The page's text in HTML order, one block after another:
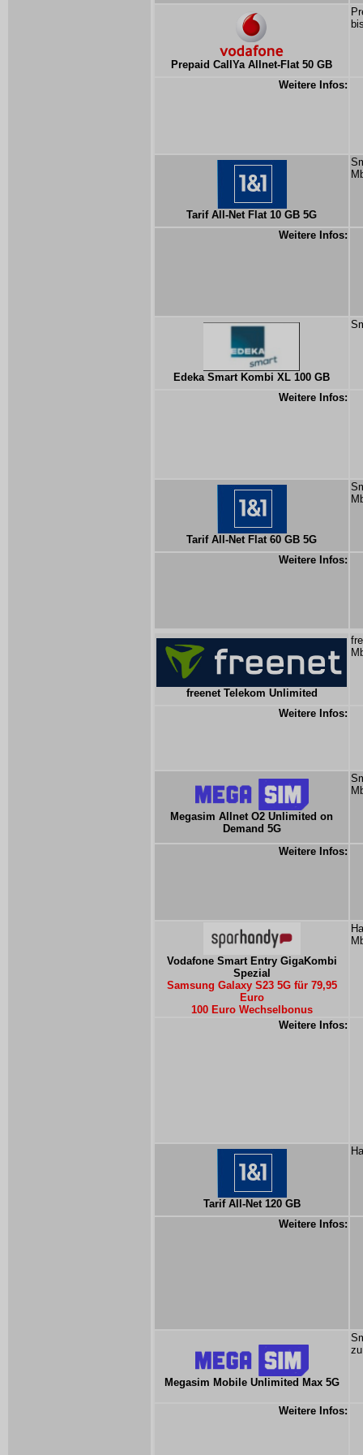
Prepaid CallYa Allnet-Flat 50 GB
Weitere Infos:
Tarif All-Net Flat 10 GB 5G
Weitere Infos:
Edeka Smart Kombi XL 100 GB
Weitere Infos:
Tarif All-Net Flat 60 GB 5G
Weitere Infos:
freenet Telekom Unlimited
Weitere Infos:
Megasim Allnet O2 Unlimited on
Demand 5G
Weitere Infos:
Vodafone Smart Entry GigaKombi
Spezial
Samsung Galaxy S23 5G für 79,95
Euro
100 Euro Wechselbonus
Weitere Infos:
Tarif All-Net 120 GB
Weitere Infos:
Megasim Mobile Unlimited Max 5G
Weitere Infos: